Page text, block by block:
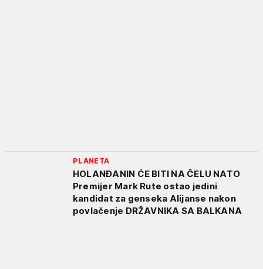
PLANETA
HOLANĐANIN ĆE BITI NA ČELU NATO
Premijer Mark Rute ostao jedini
kandidat za genseka Alijanse nakon
povlačenje DRŽAVNIKA SA BALKANA